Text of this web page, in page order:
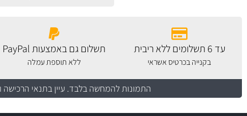
עד 6 תשלומים ללא ריבית
בקנייה בכרטיס אשראי
תשלום גם באמצעות PayPal
ללא תוספת עמלה
התמונות להמחשה בלבד. עיין בתנאי